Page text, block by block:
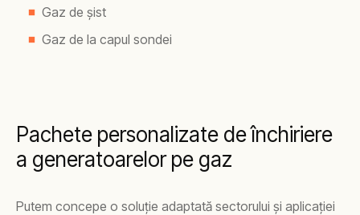
Gaz de șist
Gaz de la capul sondei
Pachete personalizate de închiriere
a generatoarelor pe gaz
Putem concepe o soluție adaptată sectorului și aplicației